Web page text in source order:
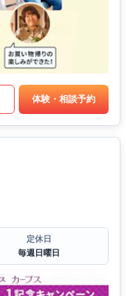
体験・相談予約
定休日
毎週日曜日